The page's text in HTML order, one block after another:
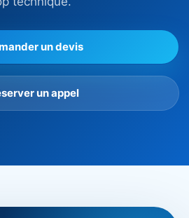
un devis
un appel